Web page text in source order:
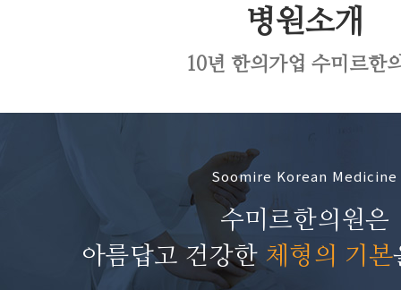
병원소개
10년 한의가업 수미르한
Soomire Korean Medicine
수미르한의원은
아름답고 건강한 체형의 기본